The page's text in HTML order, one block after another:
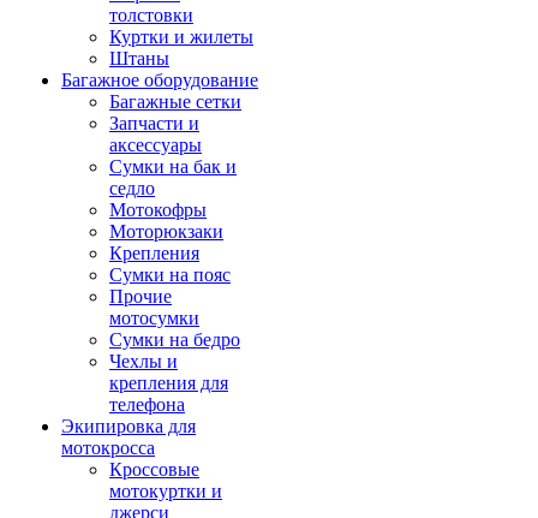
толстовки
Куртки и жилеты
Штаны
Багажное оборудование
Багажные сетки
Запчасти и
аксессуары
Сумки на бак и
седло
Мотокофры
Моторюкзаки
Крепления
Сумки на пояс
Прочие
мотосумки
Сумки на бедро
Чехлы и
крепления для
телефона
Экипировка для
мотокросса
Кроссовые
мотокуртки и
джерси